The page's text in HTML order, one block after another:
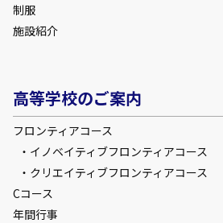
制服
施設紹介
高等学校のご案内
フロンティアコース
イノベイティブフロンティアコース
クリエイティブフロンティアコース
Cコース
年間行事